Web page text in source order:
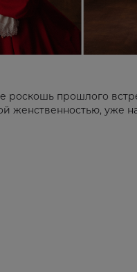
роскошь прошлого
женственностью, уже